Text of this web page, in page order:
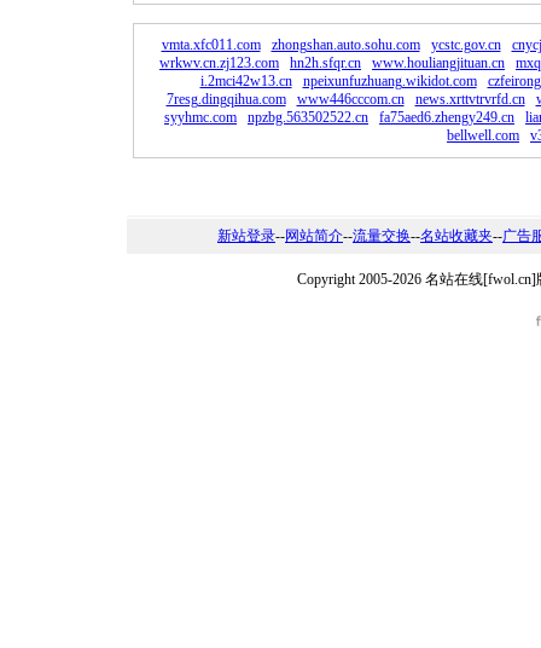
vmta.xfc011.com zhongshan.auto.sohu.com ycstc.gov.cn
wrkwv.cn.zj123.com
hn2h.sfqr.cn www.houliangjituan.cn
i.2mci42w13.cn
npeixunfuzhuang.wikidot.com
7resg.dingqihua.com
www446cccom.cn news.xrttvtrvrfd.cn
syyhmc.com
npzbg.563502522.cn fa75aed6.zhengy249.cn
bellwell.com
新站登录--网站简介--流量交换--名站收藏夹--广告
Copyright 2005-2026 名站在线